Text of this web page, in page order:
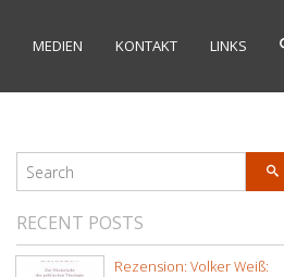
MEDIEN KONTAKT LINKS
RECENT POSTS
Rezension: Volker Weiß: